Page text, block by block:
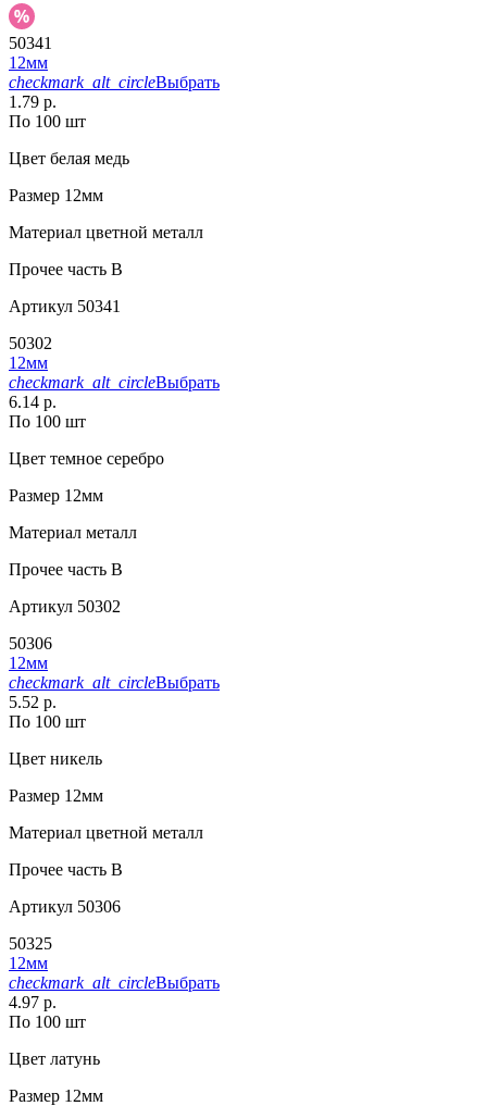
50341
12мм
checkmark_alt_circleВыбрать
1.79 р.
По 100 шт
Цвет белая медь
Размер 12мм
Материал цветной металл
Прочее часть B
Артикул 50341
50302
12мм
checkmark_alt_circleВыбрать
6.14 р.
По 100 шт
Цвет темное серебро
Размер 12мм
Материал металл
Прочее часть B
Артикул 50302
50306
12мм
checkmark_alt_circleВыбрать
5.52 р.
По 100 шт
Цвет никель
Размер 12мм
Материал цветной металл
Прочее часть B
Артикул 50306
50325
12мм
checkmark_alt_circleВыбрать
4.97 р.
По 100 шт
Цвет латунь
Размер 12мм